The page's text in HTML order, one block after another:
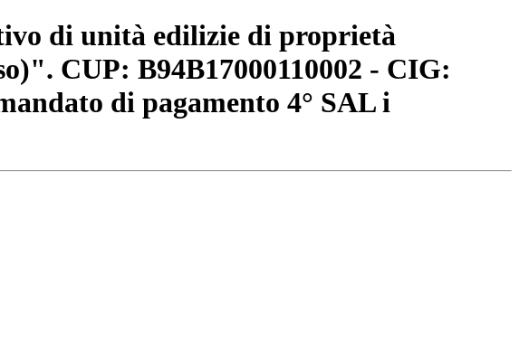
di unità edilizie di proprietà
CUP: B94B17000110002 - CIG:
di pagamento 4° SAL i